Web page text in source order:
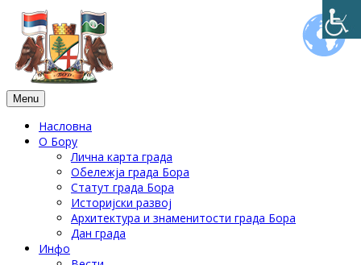
Menu
Насловна
О Бору
Лична карта града
Обележја града Бора
Статут града Бора
Историјски развој
Архитектура и знаменитости града Бора
Дан града
Инфо